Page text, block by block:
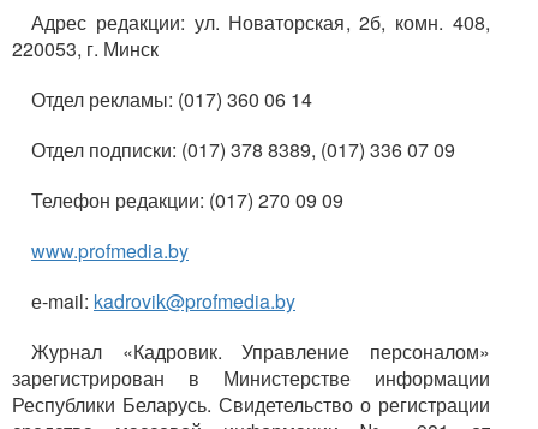
Адрес редакции: ул. Новаторская, 2б, комн. 408,
220053, г. Минск
Отдел рекламы: (017) 360 06 14
Отдел подписки: (017) 378 8389, (017) 336 07 09
Телефон редакции: (017) 270 09 09
www.profmedia.by
е-mail: kadrovik@profmedia.by
Журнал «Кадровик. Управление персоналом»
зарегистрирован в Министерстве информации
Республики Беларусь. Свидетельство о регистрации